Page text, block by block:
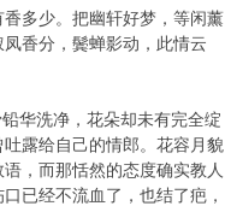
多少。把幽轩好梦，等闲薰
香分，鬓蝉影动，此情云
华洗净，花朵却未有完全绽
露给自己的情郎。花容月貌
，而那恬然的态度确实教人
已经不流血了，也结了疤，